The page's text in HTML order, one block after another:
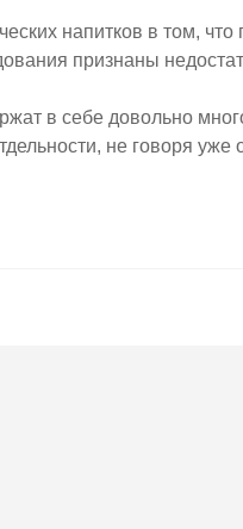
напитков в том,
признаны
в себе довольно
не говоря уже